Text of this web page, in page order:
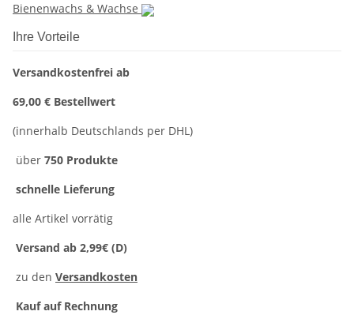
Bienenwachs & Wachse
Ihre Vorteile
Versandkostenfrei ab
69,00 € Bestellwert
(innerhalb Deutschlands per DHL)
über 750 Produkte
schnelle Lieferung
alle Artikel vorrätig
Versand ab 2,99€ (D)
zu den Versandkosten
Kauf auf Rechnung